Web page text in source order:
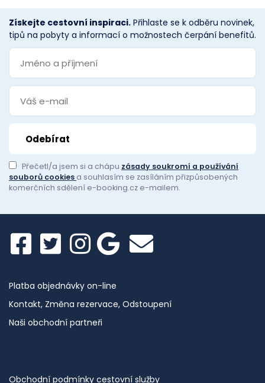
Získejte cestovní inspiraci. Přihlaste se k odběru novinek,
tipů na pobyty a informací o možnostech čerpání benefitů.
Přečetl/a jsem si a chápu zásady soukromí a používání
souborů cookies a souhlasím se zasíláním přizpůsobených
komerčních sdělení e-booking.cz e-mailem.
Platba objednávky on-line
Kontakt, Změna rezervace, Odstoupení
Naši obchodní partneři
Obchodní podmínky cestovní služby